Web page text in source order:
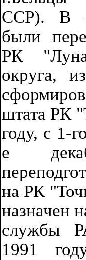
ССР). В
были
РК
округа,
штата РК
году, с 1-
е
на РК
назначен
службы
1991